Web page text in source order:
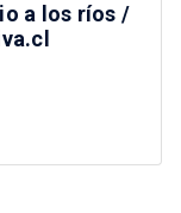
a los ríos /